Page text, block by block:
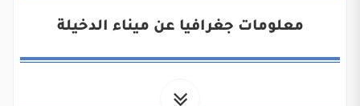
معلومات جغرافيا عن ميناء الدخيلة